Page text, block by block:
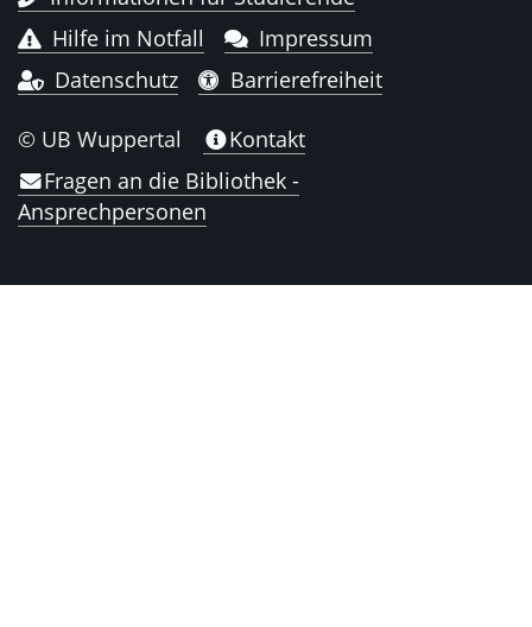
Hilfe im Notfall
Impressum
Datenschutz
Barrierefreiheit
© UB Wuppertal
Kontakt
Fragen an die Bibliothek -
Ansprechpersonen